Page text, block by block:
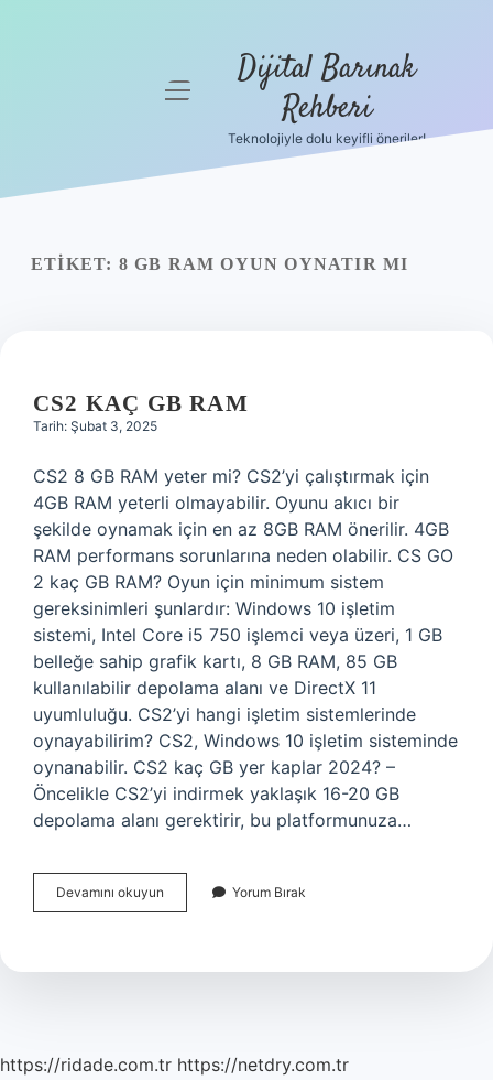
menüyü
Dijital Barınak
Rehberi
Teknolojiyle dolu keyifli öneriler!
ETIKET: 8 GB RAM OYUN OYNATIR MI
CS2 KAÇ GB RAM
Tarih: Şubat 3, 2025
CS2 8 GB RAM yeter mi? CS2’yi çalıştırmak için
4GB RAM yeterli olmayabilir. Oyunu akıcı bir
şekilde oynamak için en az 8GB RAM önerilir. 4GB
RAM performans sorunlarına neden olabilir. CS GO
2 kaç GB RAM? Oyun için minimum sistem
gereksinimleri şunlardır: Windows 10 işletim
sistemi, Intel Core i5 750 işlemci veya üzeri, 1 GB
belleğe sahip grafik kartı, 8 GB RAM, 85 GB
kullanılabilir depolama alanı ve DirectX 11
uyumluluğu. CS2’yi hangi işletim sistemlerinde
oynayabilirim? CS2, Windows 10 işletim sisteminde
oynanabilir. CS2 kaç GB yer kaplar 2024? –
Öncelikle CS2’yi indirmek yaklaşık 16-20 GB
depolama alanı gerektirir, bu platformunuza…
Devamını okuyun
Kaç
Yorum Bırak
https://ridade.com.tr https://netdry.com.tr